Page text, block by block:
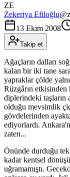
ZE
Zekeriya Efiloğlu@
13 Ekim 2008
Takip et
Ağaçların dalları
kalan bir iki tane
yapraklar çölde
Rüzgârın etkisinden
diplerindeki taşların
olduğu mevsimlik
gövdelerinden
ediyorlardı.
zaten...
Önünde durduğu
kadar kentsel
uğramamıştı.